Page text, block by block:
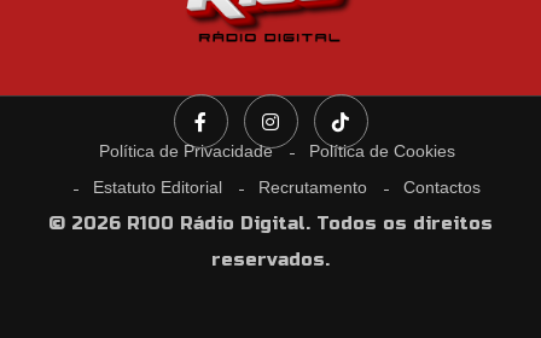
Política de Privacidade
Política de Cookies
Estatuto Editorial
Recrutamento Contactos
© 2026 R100 Rádio Digital. Todos os direitos
reservados.